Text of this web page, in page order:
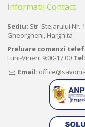
Informatii Contact
Sediu: Str. Stejarului Nr.
Gheorgheni, Harghita
Preluare comenzi
Luni-Vineri: 9:00-17:00 Tel:
Email: